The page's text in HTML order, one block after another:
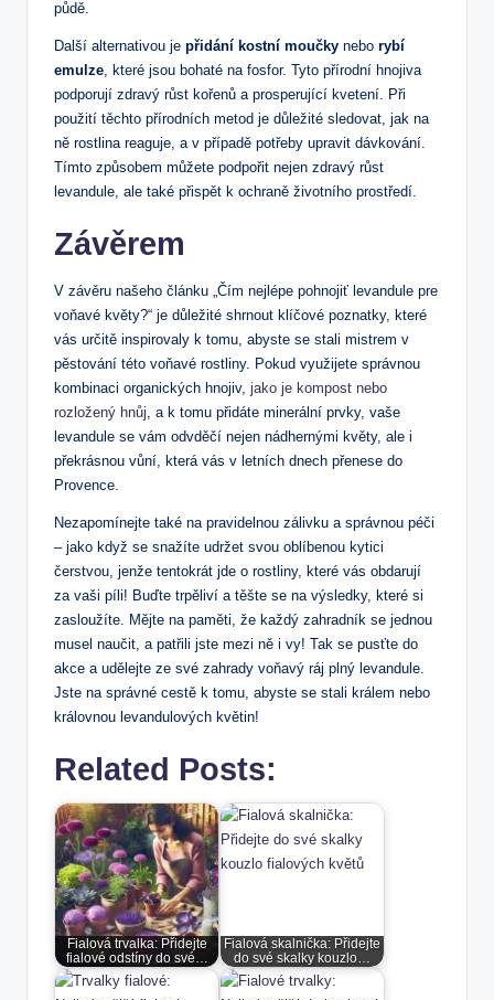
půdě.
Další alternativou je přidání kostní moučky nebo rybí
emulze, které jsou bohaté na fosfor. Tyto přírodní hnojiva
podporují zdravý růst kořenů a prosperující kvetení. Při
použití těchto přírodních metod je důležité sledovat, jak na
ně rostlina reaguje, a v případě potřeby upravit dávkování.
Tímto způsobem můžete podpořit nejen zdravý růst
levandule, ale také přispět k ochraně životního prostředí.
Závěrem
V závěru našeho článku „Čím nejlépe pohnojiť levandule pre
voňavé květy?“ je důležité shrnout klíčové poznatky, které
vás určitě inspirovaly k tomu, abyste se stali mistrem v
pěstování této voňavé rostliny. Pokud využijete správnou
kombinaci organických hnojiv, jako je kompost nebo
rozložený hnůj, a k tomu přidáte minerální prvky, vaše
levandule se vám odvděčí nejen nádhernými květy, ale i
překrásnou vůní, která vás v letních dnech přenese do
Provence.
Nezapomínejte také na pravidelnou zálivku a správnou péči
– jako když se snažíte udržet svou oblíbenou kytici
čerstvou, jenže tentokrát jde o rostliny, které vás obdarují
za vaši píli! Buďte trpěliví a těšte se na výsledky, které si
zasloužíte. Mějte na paměti, že každý zahradník se jednou
musel naučit, a patřili jste mezi ně i vy! Tak se pusťte do
akce a udělejte ze své zahrady voňavý ráj plný levandule.
Jste na správné cestě k tomu, abyste se stali králem nebo
královnou levandulových květin!
Related Posts:
Fialová trvalka: Přidejte
fialové odstíny do své…
Fialová skalnička: Přidejte
do své skalky kouzlo…